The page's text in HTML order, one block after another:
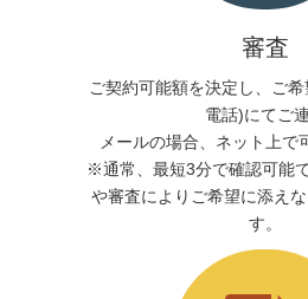
審査
ご契約可能額を決定し、ご希
電話)にてご
メールの場合、ネット上で
※通常、最短3分で確認可能
や審査によりご希望に添え
す。